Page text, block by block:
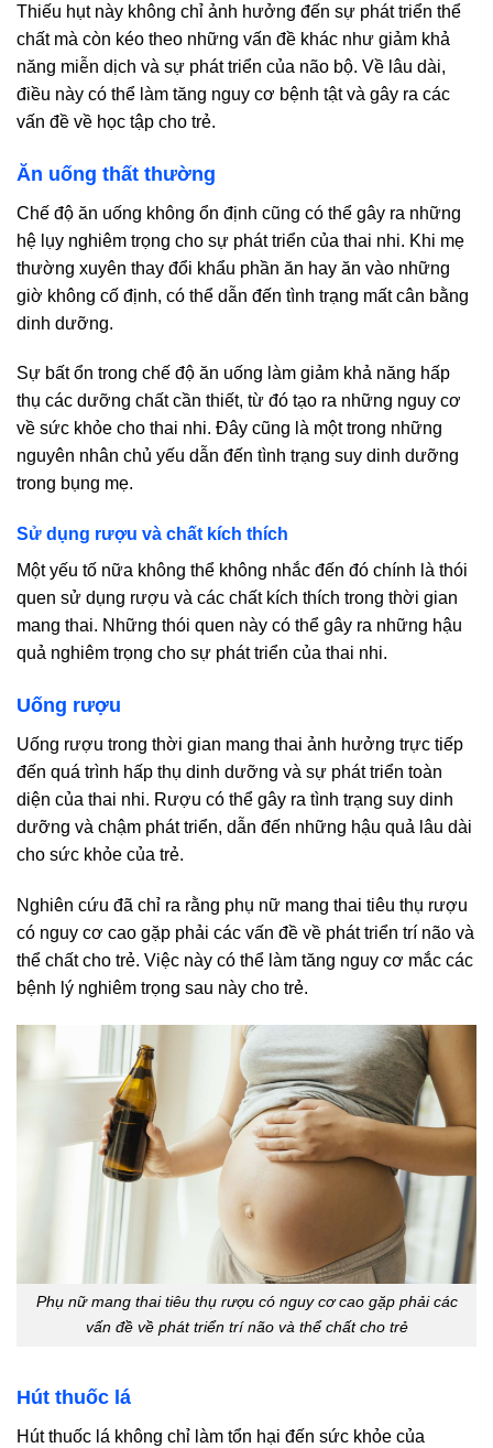
Thiếu hụt này không chỉ ảnh hưởng đến sự phát triển thể
chất mà còn kéo theo những vấn đề khác như giảm khả
năng miễn dịch và sự phát triển của não bộ. Về lâu dài,
điều này có thể làm tăng nguy cơ bệnh tật và gây ra các
vấn đề về học tập cho trẻ.
Ăn uống thất thường
Chế độ ăn uống không ổn định cũng có thể gây ra những
hệ lụy nghiêm trọng cho sự phát triển của thai nhi. Khi mẹ
thường xuyên thay đổi khẩu phần ăn hay ăn vào những
giờ không cố định, có thể dẫn đến tình trạng mất cân bằng
dinh dưỡng.
Sự bất ổn trong chế độ ăn uống làm giảm khả năng hấp
thụ các dưỡng chất cần thiết, từ đó tạo ra những nguy cơ
về sức khỏe cho thai nhi. Đây cũng là một trong những
nguyên nhân chủ yếu dẫn đến tình trạng suy dinh dưỡng
trong bụng mẹ.
Sử dụng rượu và chất kích thích
Một yếu tố nữa không thể không nhắc đến đó chính là thói
quen sử dụng rượu và các chất kích thích trong thời gian
mang thai. Những thói quen này có thể gây ra những hậu
quả nghiêm trọng cho sự phát triển của thai nhi.
Uống rượu
Uống rượu trong thời gian mang thai ảnh hưởng trực tiếp
đến quá trình hấp thụ dinh dưỡng và sự phát triển toàn
diện của thai nhi. Rượu có thể gây ra tình trạng suy dinh
dưỡng và chậm phát triển, dẫn đến những hậu quả lâu dài
cho sức khỏe của trẻ.
Nghiên cứu đã chỉ ra rằng phụ nữ mang thai tiêu thụ rượu
có nguy cơ cao gặp phải các vấn đề về phát triển trí não và
thể chất cho trẻ. Việc này có thể làm tăng nguy cơ mắc các
bệnh lý nghiêm trọng sau này cho trẻ.
Phụ nữ mang thai tiêu thụ rượu có nguy cơ cao gặp phải các
vấn đề về phát triển trí não và thể chất cho trẻ
Hút thuốc lá
Hút thuốc lá không chỉ làm tổn hại đến sức khỏe của